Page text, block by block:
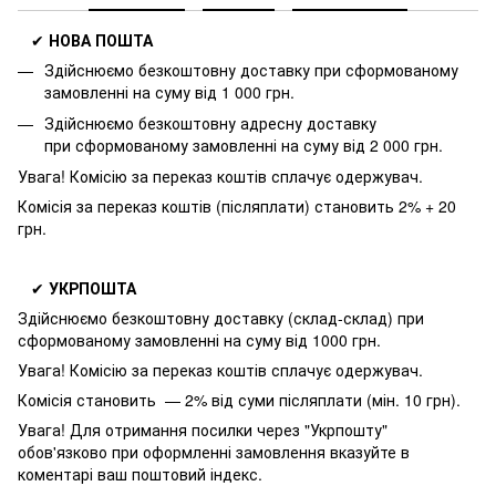
✔ НОВА ПОШТА
Здійснюємо безкоштовну доставку при сформованому
замовленні на суму від 1 000 грн.
Здійснюємо безкоштовну адресну доставку
при сформованому замовленні на суму від 2 000 грн.
Увага! Комісію за переказ коштів сплачує одержувач.
Комісія за переказ коштів (післяплати) становить 2% + 20
грн.
✔ УКРПОШТА
Здійснюємо безкоштовну доставку (склад-склад) при
сформованому замовленні на суму від 1000 грн.
Увага! Комісію за переказ коштів сплачує одержувач.
Комісія становить — 2% від суми післяплати (мін. 10 грн).
Увага! Для отримання посилки через "Укрпошту"
обов'язково при оформленні замовлення вказуйте в
коментарі ваш поштовий індекс.